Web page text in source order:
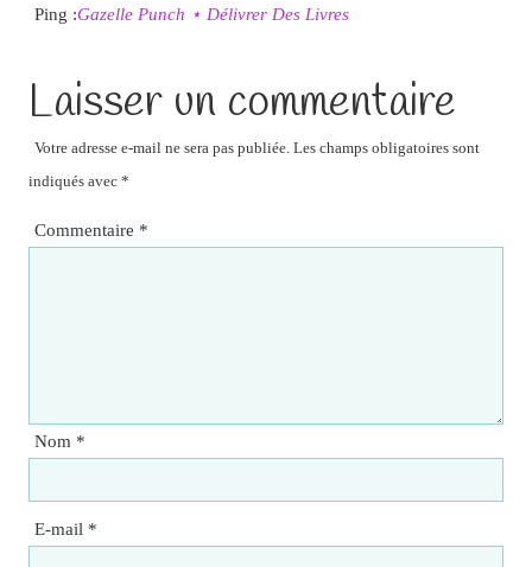
Ping :Gazelle Punch ⋆ Délivrer Des Livres
Laisser un commentaire
Votre adresse e-mail ne sera pas publiée. Les champs obligatoires sont
indiqués avec *
Commentaire *
Nom *
E-mail *